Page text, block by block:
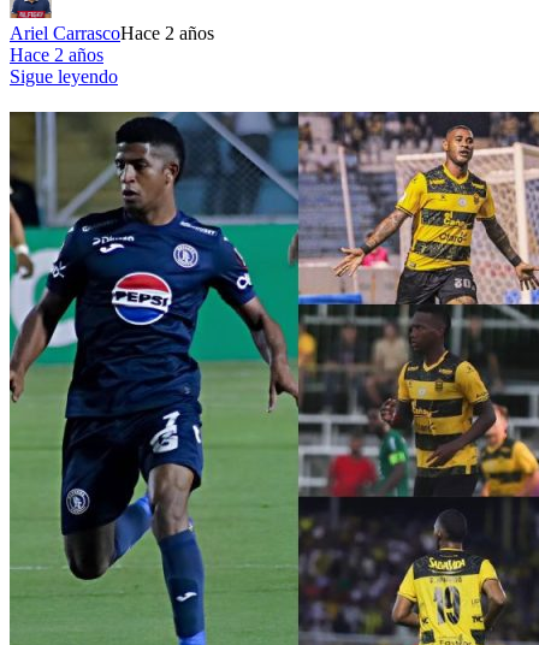
Ariel CarrascoHace 2 años
Hace 2 años
Sigue leyendo